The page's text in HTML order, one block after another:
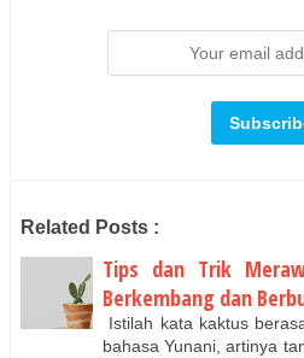
Related Posts :
Tips dan Trik
Berkembang dan
Istilah kata kaktus
bahasa Yunani, artinya